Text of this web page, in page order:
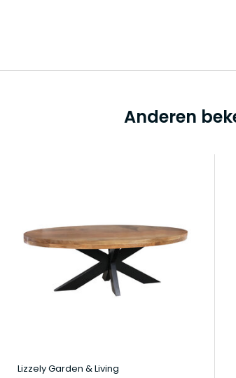
Anderen
Lizzely Garden & Living